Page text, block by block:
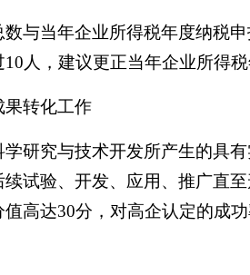
与当年企业所得税年度纳税
人，建议更正当年企业所得
果转化工作
研究与技术开发所产生的具
试验、开发、应用、推广直
高达30分，对高企认定的成